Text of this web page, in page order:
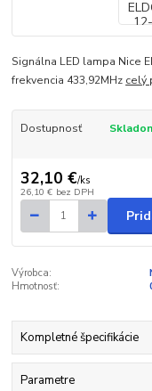
Signálna LED lampa Nice
frekvencia 433,92MHz celý
Dostupnosť
32,10 €/ks
26,10 € bez DPH
Výrobca:
Hmotnosť:
Kompletné špecifikácie
Parametre